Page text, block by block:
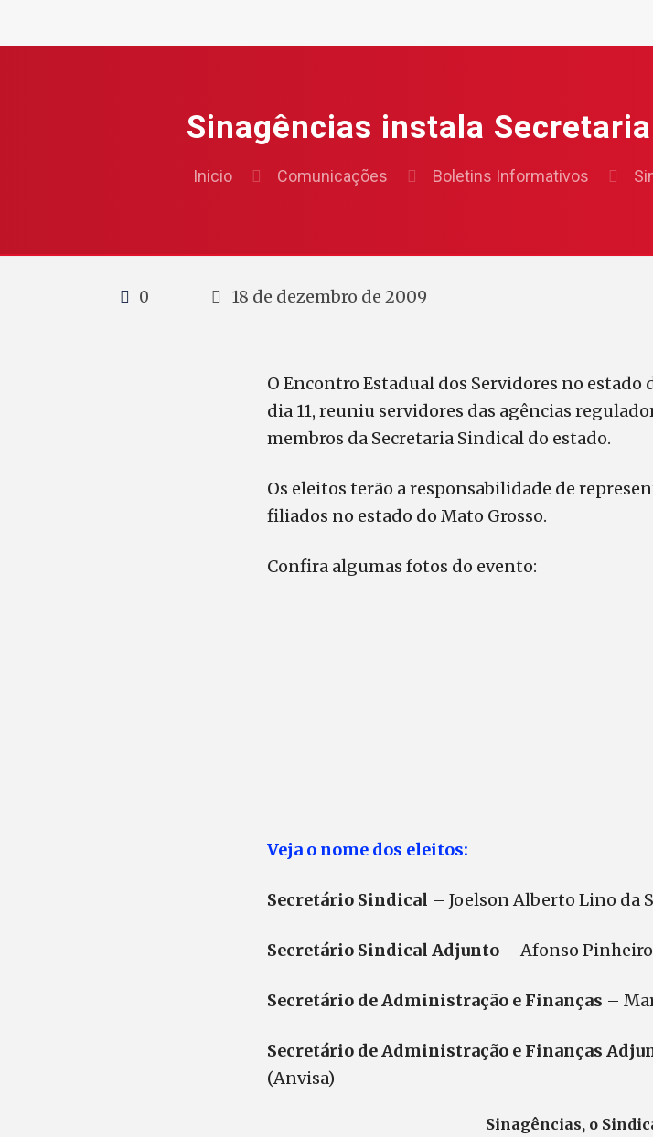
Sinagências instala
Inicio Comunicações Boletins Informativos
0 18 de dezembro de 2009
O Encontro Estadual dos Servidores no
dia 11, reuniu servidores das agências
membros da Secretaria Sindical do estado.
Os eleitos terão a responsabilidade de
filiados no estado do Mato Grosso.
Confira algumas fotos do evento:
Veja o nome dos eleitos:
Secretário Sindical – Joelson Alberto Lino da
Secretário Sindical Adjunto – Afonso
Secretário de Administração e Finanças –
Secretário de Administração e Finanças
(Anvisa)
Sinagências, o